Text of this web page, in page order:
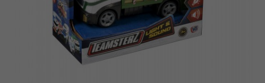
Kirjat
Arkistoidut tuotteet
Suomi
Dansk